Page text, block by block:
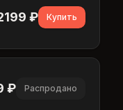
₽ Купить
₽ Распродано